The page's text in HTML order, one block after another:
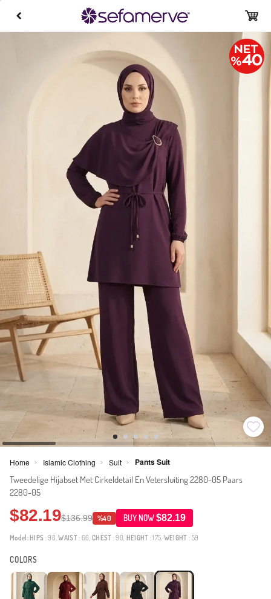
Home > Islamic Clothing > Suit > Pants Suit
Tweedelige Hijabset Met Cirkeldetail En Vetersluiting 2280-05 Paars
2280-05
$82.19$136.99 %40 BUY NOW$82.19
Model: HIPS : 98,WAIST: 66,CHEST : 90, HEIGHT : 175, WEIGHT : 59
COLORS